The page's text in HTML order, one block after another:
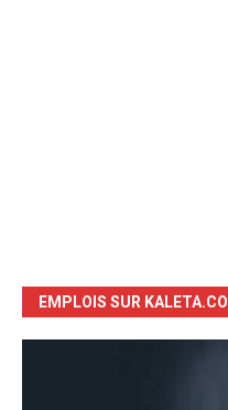
EMPLOIS SUR KALETA.CO